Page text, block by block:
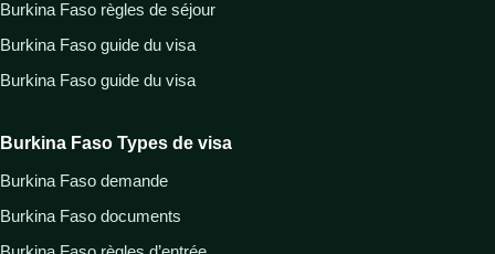
Burkina Faso règles de séjour
Burkina Faso guide du visa
Burkina Faso guide du visa
Burkina Faso Types de visa
Burkina Faso demande
Burkina Faso documents